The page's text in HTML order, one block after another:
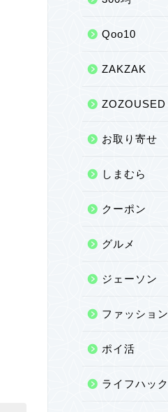
Qoo10
ZAKZAK
ZOZOUSED
お取り寄せ
しまむら
クーポン
グルメ
ジェーソン
ファッション
ポイ活
ライフハック